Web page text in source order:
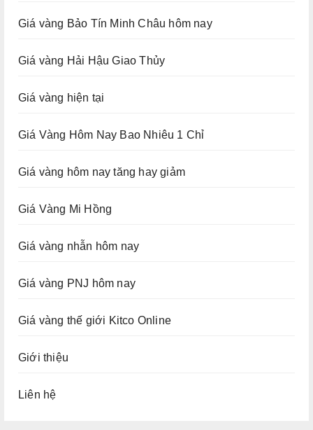
Giá vàng Bảo Tín Minh Châu hôm nay
Giá vàng Hải Hậu Giao Thủy
Giá vàng hiện tại
Giá Vàng Hôm Nay Bao Nhiêu 1 Chỉ
Giá vàng hôm nay tăng hay giảm
Giá Vàng Mi Hồng
Giá vàng nhẫn hôm nay
Giá vàng PNJ hôm nay
Giá vàng thế giới Kitco Online
Giới thiệu
Liên hệ